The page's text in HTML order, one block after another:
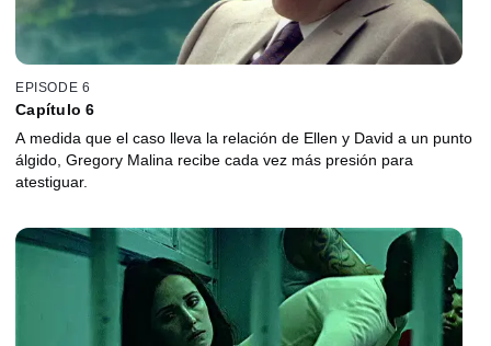
EPISODE 6
Capítulo 6
A medida que el caso lleva la relación de Ellen y David a un punto
álgido, Gregory Malina recibe cada vez más presión para
atestiguar.